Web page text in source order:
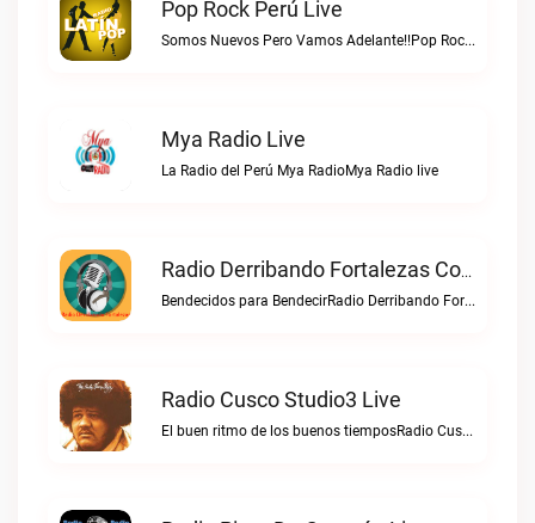
Pop Rock Perú Live
Somos Nuevos Pero Vamos Adelante!!Pop Rock Perú live
Mya Radio Live
La Radio del Perú Mya RadioMya Radio live
Radio Derribando Fortalezas Con Cristo Live
Bendecidos para BendecirRadio Derribando Fortalezas con Cristo live
Radio Cusco Studio3 Live
El buen ritmo de los buenos tiemposRadio Cusco Studio3 live